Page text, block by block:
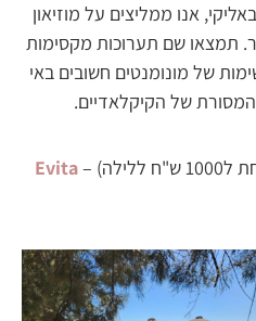
אנו ממליצים על מוזיאון
תמצאו שם תערוכות מקסימות
של מונומנטים חשובים באי
של הקיקלאדיים.
–
Evita